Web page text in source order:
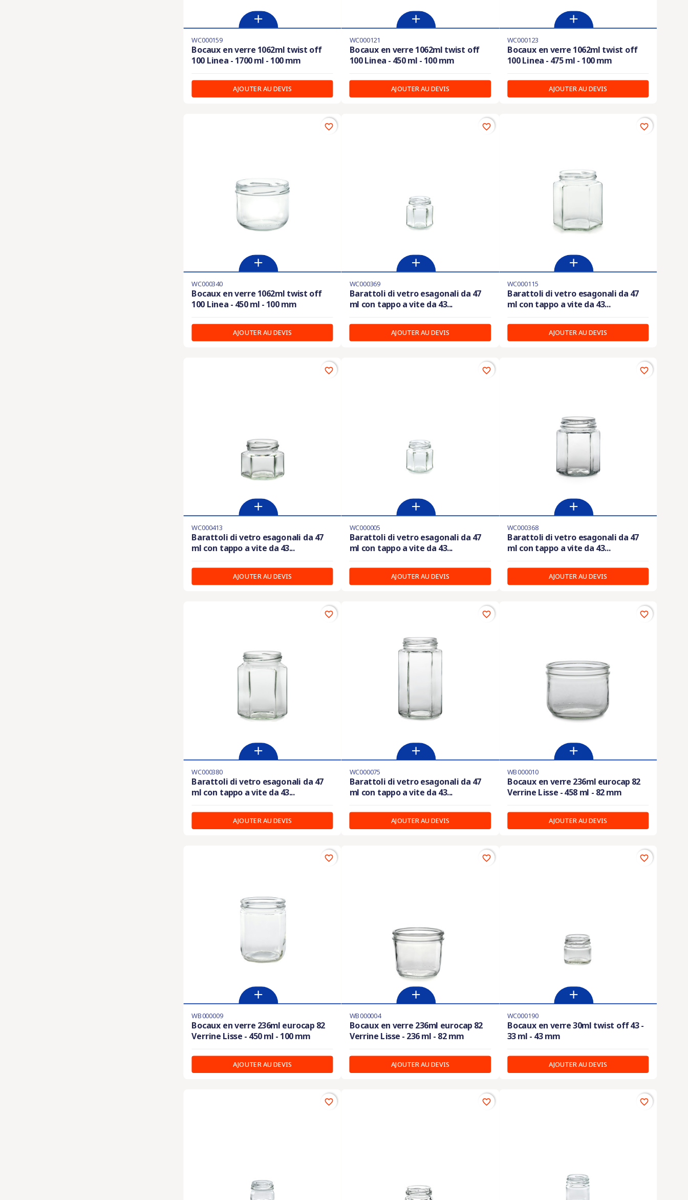
WC000159
Bocaux en verre 1062ml twist off
100 Linea - 1700 ml - 100 mm
AJOUTER AU DEVIS
WC000121
Bocaux en verre 1062ml twist off
100 Linea - 450 ml - 100 mm
AJOUTER AU DEVIS
WC000123
Bocaux en verre 1062ml twist off
100 Linea - 475 ml - 100 mm
AJOUTER AU DEVIS
WC000340
Bocaux en verre 1062ml twist off
100 Linea - 450 ml - 100 mm
AJOUTER AU DEVIS
favorite_border
WC000369
Barattoli di vetro esagonali da 47
ml con tappo a vite da 43...
AJOUTER AU DEVIS
favorite_border
WC000115
Barattoli di vetro esagonali da 47
ml con tappo a vite da 43...
AJOUTER AU DEVIS
favorite_border
WC000413
Barattoli di vetro esagonali da 47
ml con tappo a vite da 43...
AJOUTER AU DEVIS
favorite_border
WC000005
Barattoli di vetro esagonali da 47
ml con tappo a vite da 43...
AJOUTER AU DEVIS
favorite_border
WC000368
Barattoli di vetro esagonali da 47
ml con tappo a vite da 43...
AJOUTER AU DEVIS
favorite_border
WC000380
Barattoli di vetro esagonali da 47
ml con tappo a vite da 43...
AJOUTER AU DEVIS
favorite_border
WC000075
Barattoli di vetro esagonali da 47
ml con tappo a vite da 43...
AJOUTER AU DEVIS
favorite_border
WB000010
Bocaux en verre 236ml eurocap 82
Verrine Lisse - 458 ml - 82 mm
AJOUTER AU DEVIS
favorite_border
WB000009
Bocaux en verre 236ml eurocap 82
Verrine Lisse - 450 ml - 100 mm
AJOUTER AU DEVIS
favorite_border
WB000004
Bocaux en verre 236ml eurocap 82
Verrine Lisse - 236 ml - 82 mm
AJOUTER AU DEVIS
favorite_border
WC000190
Bocaux en verre 30ml twist off 43 -
33 ml - 43 mm
AJOUTER AU DEVIS
favorite_border
favorite_border favorite_border favorite_border